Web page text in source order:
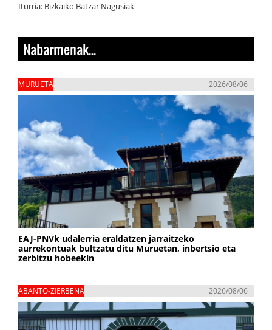
Iturria: Bizkaiko Batzar Nagusiak
Nabarmenak...
MURUETA 2026/08/06
EAJ-PNVk udalerria eraldatzen jarraitzeko
aurrekontuak bultzatu ditu Muruetan, inbertsio eta
zerbitzu hobeekin
ABANTO-ZIERBENA 2026/08/06